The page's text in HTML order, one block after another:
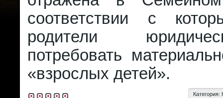
соответствии с
родители
потребовать
«взрослых детей».
Категория: